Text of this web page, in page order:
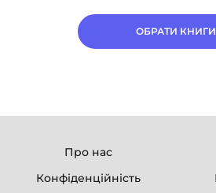
ОБРАТИ КНИГИ
Про нас
Конфіденційність